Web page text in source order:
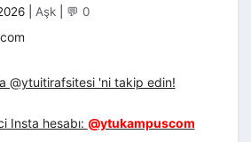
Kategoriler
Aşk 💬 0
@ytuitirafsitesi 'ni takip edin!
Insta hesabı: @ytukampuscom